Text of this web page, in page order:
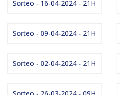
Sorteo - 16-04-2024 - 21H
Sorteo - 09-04-2024 - 21H
Sorteo - 02-04-2024 - 21H